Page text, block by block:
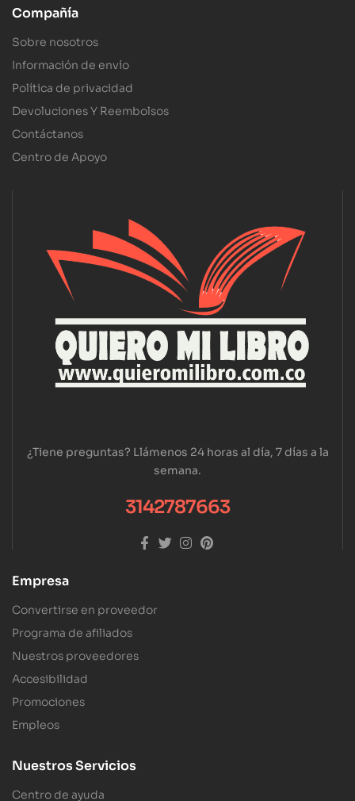
Compañía
Sobre nosotros
Información de envío
Política de privacidad
Devoluciones Y Reembolsos
Contáctanos
Centro de Apoyo
¿Tiene preguntas? Llámenos 24 horas al día, 7 días a la
semana.
3142787663
Empresa
Convertirse en proveedor
Programa de afiliados
Nuestros proveedores
Accesibilidad
Promociones
Empleos
Nuestros Servicios
Centro de ayuda